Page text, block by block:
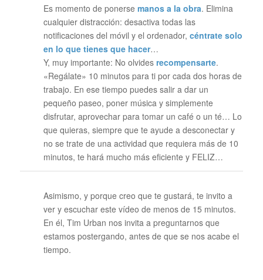
Es momento de ponerse manos a la obra. Elimina
cualquier distracción: desactiva todas las
notificaciones del móvil y el ordenador, céntrate solo
en lo que tienes que hacer…
Y, muy importante: No olvides recompensarte.
«Regálate» 10 minutos para ti por cada dos horas de
trabajo. En ese tiempo puedes salir a dar un
pequeño paseo, poner música y simplemente
disfrutar, aprovechar para tomar un café o un té… Lo
que quieras, siempre que te ayude a desconectar y
no se trate de una actividad que requiera más de 10
minutos, te hará mucho más eficiente y FELIZ…
Asimismo, y porque creo que te gustará, te invito a
ver y escuchar este vídeo de menos de 15 minutos.
En él, Tim Urban nos invita a preguntarnos que
estamos postergando, antes de que se nos acabe el
tiempo.